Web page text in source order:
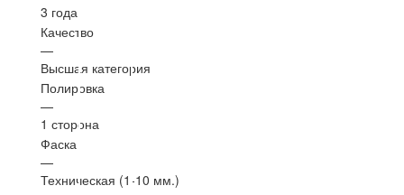
3 года
Качество
—
Высшая категория
Полировка
—
1 сторона
Фаска
—
Техническая (1-10 мм.)